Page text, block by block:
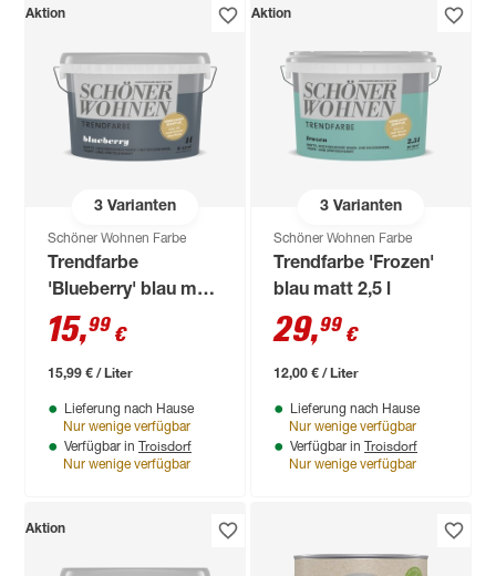
3Varianten
Aktion
Schöner Wohnen Farbe
Trendfarbe
'Blueberry' blau matt
1 l
15,99 €
15,99 € / Liter
Lieferung nach Hause
Nur wenige verfügbar
Verfügbar in Troisdorf
Nur wenige verfügbar
3Varianten
Aktion
Schöner Wohnen Farbe
Trendfarbe 'Frozen'
blau matt 2,5 l
29,99 €
12,00 € / Liter
Lieferung nach Hause
Nur wenige verfügbar
Verfügbar in Troisdorf
Nur wenige verfügbar
Aktion